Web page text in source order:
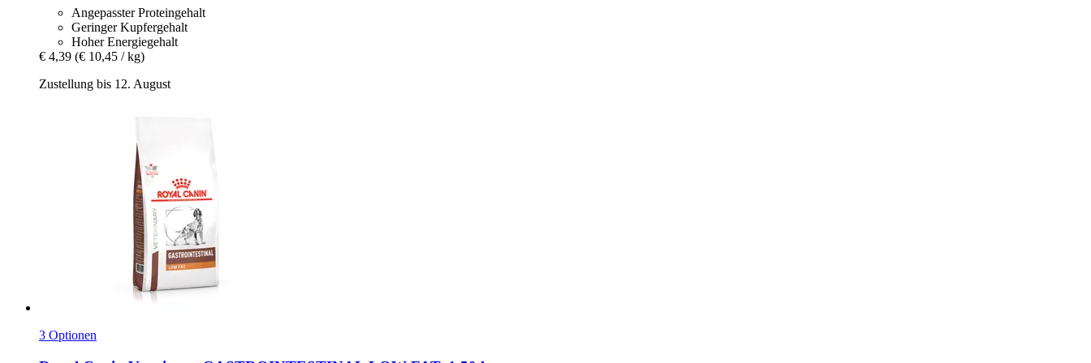
Angepasster Proteingehalt
Geringer Kupfergehalt
Hoher Energiegehalt
€ 4,39 (€ 10,45 / kg)
Zustellung bis 12. August
3 Optionen